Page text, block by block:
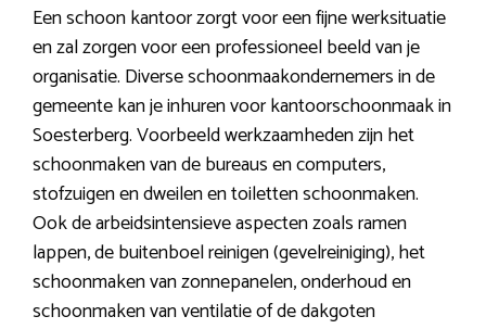
Een schoon kantoor zorgt voor een fijne werksituatie
en zal zorgen voor een professioneel beeld van je
organisatie. Diverse schoonmaakondernemers in de
gemeente kan je inhuren voor kantoorschoonmaak in
Soesterberg. Voorbeeld werkzaamheden zijn het
schoonmaken van de bureaus en computers,
stofzuigen en dweilen en toiletten schoonmaken.
Ook de arbeidsintensieve aspecten zoals ramen
lappen, de buitenboel reinigen (gevelreiniging), het
schoonmaken van zonnepanelen, onderhoud en
schoonmaken van ventilatie of de dakgoten